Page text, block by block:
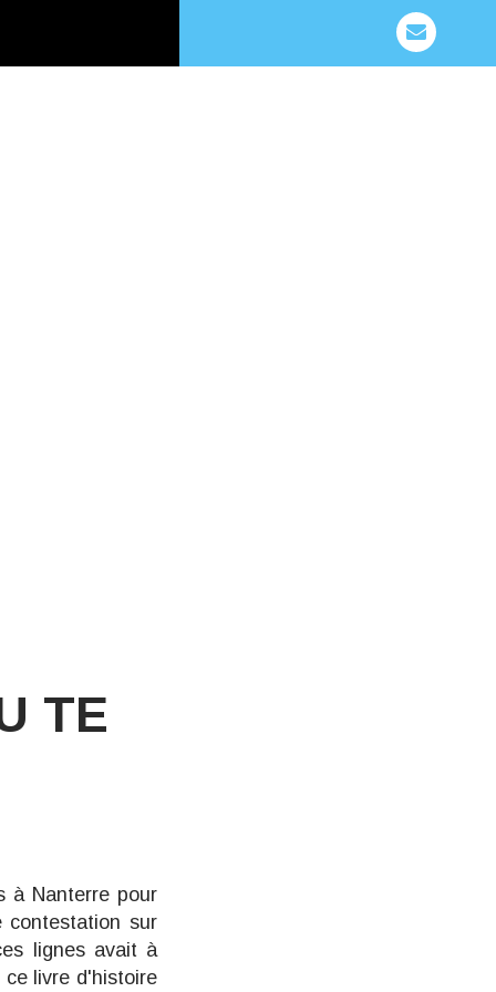
TE
à Nanterre pour
contestation sur
lignes avait à
ce livre d'histoire